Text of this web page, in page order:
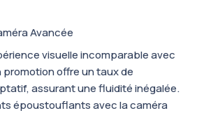
Avancée
visuelle incomparable avec
promotion offre un taux de
assurant une fluidité inégalée.
époustouflants avec la caméra